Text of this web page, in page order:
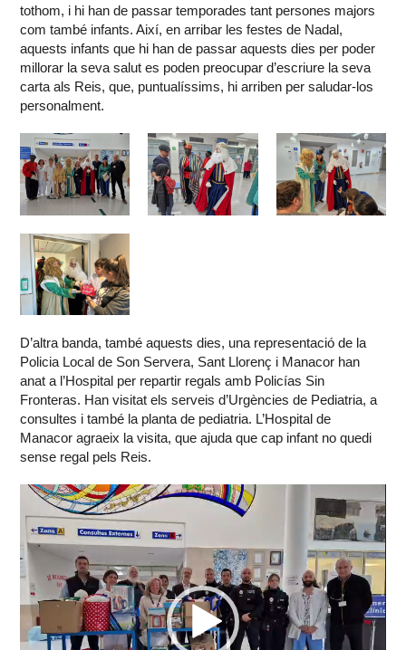
tothom, i hi han de passar temporades tant persones majors
com també infants. Així, en arribar les festes de Nadal,
aquests infants que hi han de passar aquests dies per poder
millorar la seva salut es poden preocupar d’escriure la seva
carta als Reis, que, puntualíssims, hi arriben per saludar-los
personalment.
D’altra banda, també aquests dies, una representació de la
Policia Local de Son Servera, Sant Llorenç i Manacor han
anat a l’Hospital per repartir regals amb Policías Sin
Fronteras. Han visitat els serveis d’Urgències de Pediatria, a
consultes i també la planta de pediatria. L’Hospital de
Manacor agraeix la visita, que ajuda que cap infant no quedi
sense regal pels Reis.
Reproductor
de
vídeo